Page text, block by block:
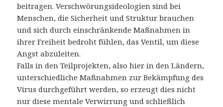
beitragen. Verschwörungsideologien sind bei
Menschen, die Sicherheit und Struktur brauchen
und sich durch einschränkende Maßnahmen in
ihrer Freiheit bedroht fühlen, das Ventil, um diese
Angst abzuleiten.
Falls in den Teilprojekten, also hier in den Ländern,
unterschiedliche Maßnahmen zur Bekämpfung des
Virus durchgeführt werden, so erzeugt dies nicht
nur diese mentale Verwirrung und schließlich